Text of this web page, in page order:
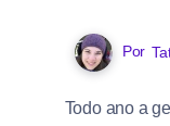
Por
Todo ano a